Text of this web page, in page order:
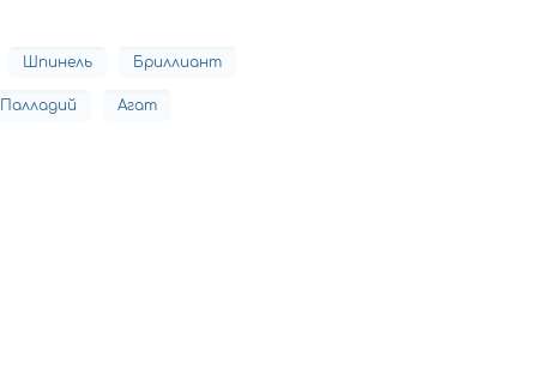
Шпинель Бриллиант
Палладий Агат